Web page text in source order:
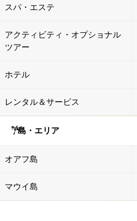
スパ・エステ
アクティビティ・オプショナル
ツアー
ホテル
レンタル＆サービス
島・エリア
オアフ島
マウイ島